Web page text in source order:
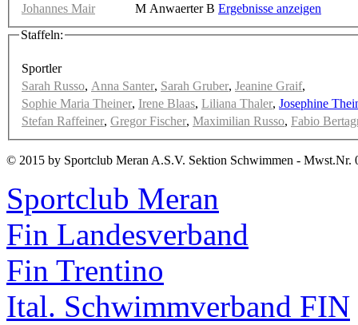
Johannes Mair
M Anwaerter B Ergebnisse anzeigen
Staffeln:
Sportler
Sarah Russo, Anna Santer, Sarah Gruber, Jeanine Graif,
Sophie Maria Theiner, Irene Blaas, Liliana Thaler, Josephine
Stefan Raffeiner, Gregor Fischer, Maximilian Russo, Fabio
© 2015 by Sportclub Meran A.S.V. Sektion Schwimmen - Mwst.Nr.
Sportclub Meran
Fin Landesverband
Fin Trentino
Ital. Schwimmverband FIN